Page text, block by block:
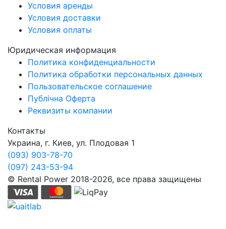
Условия аренды
Условия доставки
Условия оплаты
Юридическая информация
Политика конфиденциальности
Политика обработки персональных данных
Пользовательское соглашение
Публічна Оферта
Реквизиты компании
Контакты
Украина, г. Киев, ул. Плодовая 1
(093) 903-78-70
(097) 243-53-94
© Rental Power 2018-2026, все права защищены